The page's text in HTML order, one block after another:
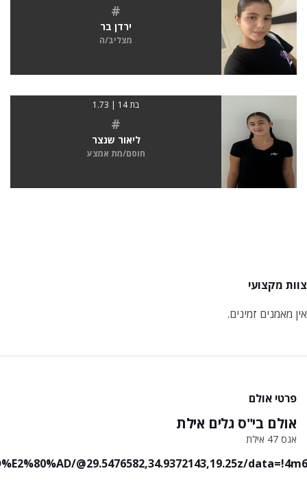
#
ירדן בר
מצליב/ה
בת 14 | 1.73
#
ליאור שנצר
חוסם/מת אמצע
צוות מקצועי
אין מאמנים זמינים.
פרטי אולם
אולם בי"ס גלים אילת
אגס 47 אילת
@29.5476582,34.9372143,19.25z/